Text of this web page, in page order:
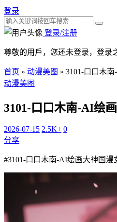
登录
登录/注册
尊敬的用戶，您还未登录，登录
首页 » 动漫美图 » 3101-口口木
动漫美图
3101-口口木南-AI绘
2026-07-15 2.5K+ 0
分享
#3101-口口木南-AI绘画大神国漫